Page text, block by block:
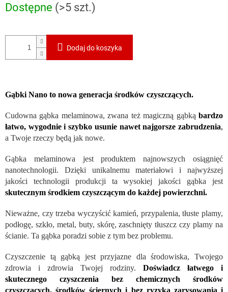
jednostkowa:
Dostępne (>5 szt.)
Dodaj do koszyka
Gąbki Nano to nowa generacja środków czyszczących.
Cudowna gąbka melaminowa, zwana też magiczną gąbką bardzo
łatwo, wygodnie i szybko usunie nawet najgorsze zabrudzenia,
a Twoje rzeczy będą jak nowe.
Gąbka melaminowa jest produktem najnowszych osiągnięć
nanotechnologii. Dzięki unikalnemu materiałowi i najwyższej
jakości technologii produkcji ta wysokiej jakości gąbka jest
skutecznym środkiem czyszczącym do każdej powierzchni.
Nieważne, czy trzeba wyczyścić kamień, przypalenia, tłuste plamy,
podłogę, szkło, metal, buty, skórę, zaschnięty tłuszcz czy plamy na
ścianie. Ta gąbka poradzi sobie z tym bez problemu.
Czyszczenie tą gąbką jest przyjazne dla środowiska, Twojego
zdrowia i zdrowia Twojej rodziny. Doświadcz łatwego i
skutecznego czyszczenia bez chemicznych środków